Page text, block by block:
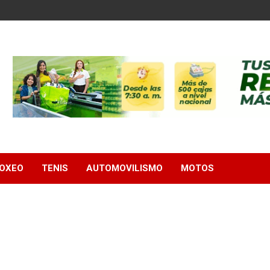
TENIS AUTOMOVILISMO MOTOS